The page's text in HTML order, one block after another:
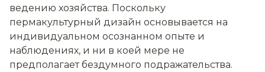
ведению хозяйства. Поскольку
пермакультурный дизайн основывается на
индивидуальном осознанном опыте и
наблюдениях, и ни в коей мере не
предполагает бездумного подражательства.